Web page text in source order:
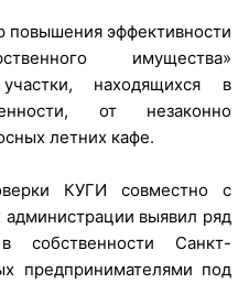
повышения эффективности
имущества»
находящихся в
от незаконно
летних кафе.
КУГИ совместно с
выявил ряд
собственности Санкт-
предпринимателями под